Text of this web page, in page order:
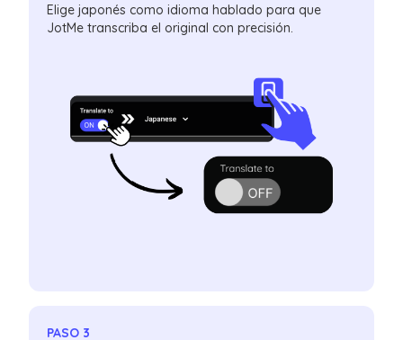
Elige japonés como idioma hablado para que
JotMe transcriba el original con precisión.
PASO 3